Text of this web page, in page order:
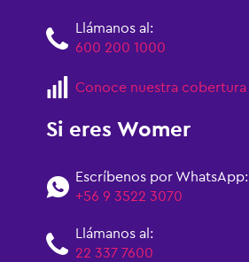
Llámanos al:
600 200 1000
Conoce nuestra cobertura
Si eres Womer
Escríbenos por WhatsApp:
+56 9 3522 3070
Llámanos al:
22 337 7600